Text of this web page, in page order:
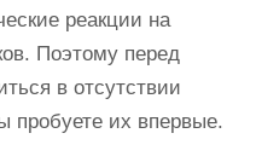
реакции на
Поэтому перед
в отсутствии
пробуете их впервые.